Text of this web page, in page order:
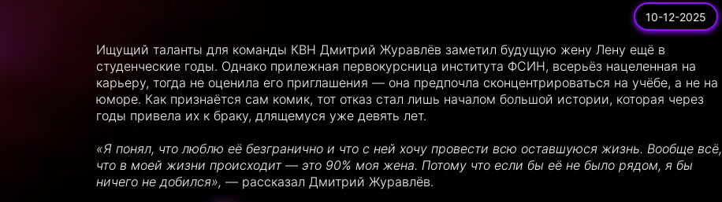
10-12-2025
Ищущий таланты для команды КВН Дмитрий Журавлёв заметил будущую жену Лену ещё в
студенческие годы. Однако прилежная первокурсница института ФСИН, всерьёз нацеленная на
карьеру, тогда не оценила его приглашения — она предпочла сконцентрироваться на учёбе, а не на
юморе. Как признаётся сам комик, тот отказ стал лишь началом большой истории, которая через
годы привела их к браку, длящемуся уже девять лет.
«Я понял, что люблю её безгранично и что с ней хочу провести всю оставшуюся жизнь. Вообще всё,
что в моей жизни происходит — это 90% моя жена. Потому что если бы её не было рядом, я бы
ничего не добился», — рассказал Дмитрий Журавлёв.